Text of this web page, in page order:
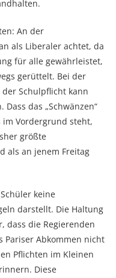
An der
als Liberaler achtet, da
für alle gewährleistet,
gerüttelt. Bei der
Schulpflicht kann
das „Schwänzen“
im Vordergrund steht,
größte
als an jenem Freitag
keine
darstellt. Die Haltung
dass die Regierenden
Pariser Abkommen nicht
Pflichten im Kleinen
Diese